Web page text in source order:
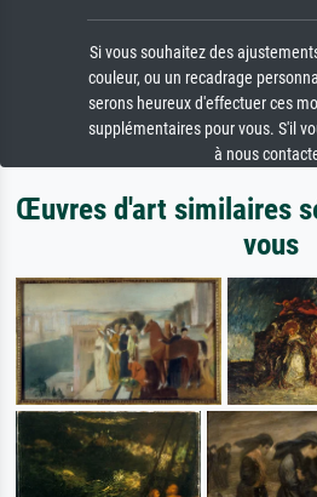
Si vous souhaitez des
couleur, ou un recadrage
serons heureux d'effectuer ces
supplémentaires pour vous. S'il
à nous
Œuvres d'art similaires
vous